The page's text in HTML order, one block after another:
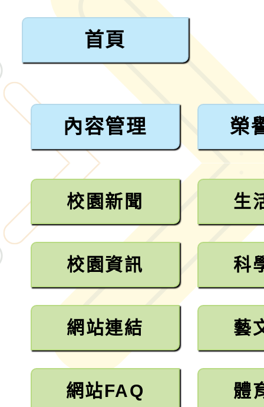
小時認證研習計畫」
義教育推展貢獻獎」實
轉知桃園市政府交通局
共運輸服務，鼓勵民眾
桃「我的減碳存摺2.0
案，詳如說明，請參閱
115年第二屆全國原住
2026年新北亞洲盃暨
鐵人三項錦標賽
桃園市115學年度學生
「2026年『王牌愛／
運動系列徵選頒獎典禮
成果展」
2026城鎮韌性防空演習
桃園市大溪自造教育及
年八月份教師研習
國立成功大學辦理「台
融平台-教案暨教學示
115學年度「學習扶助
計畫子計畫十一-2：國
小時認證研習計畫」
115年度「教育部表揚
義教育推展貢獻獎」實
首頁
內容管理
校園新聞
校園資訊
網站連結
網站FAQ
榮
生
科
藝
體